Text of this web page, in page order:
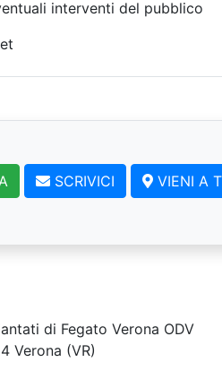
del pubblico
SCRIVICI VIENI A
di Fegato Verona ODV
Verona (VR)